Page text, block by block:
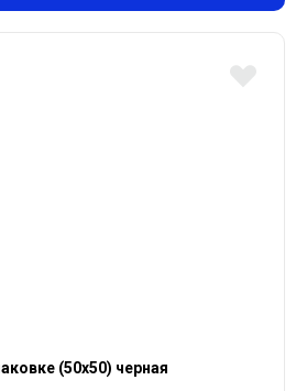
(50х50) черная